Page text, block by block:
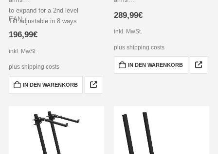
to expand for a 2nd level
Tilt adjustable in 8 ways
create your customized setup
EAN:…
196,99€
inkl. MwSt.
plus shipping costs
IN DEN WARENKORB
8-way adjustable tilt
Arm length up to 350 mm
289,99€
inkl. MwSt.
plus shipping costs
IN DEN WARENKORB